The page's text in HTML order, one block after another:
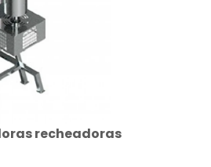
recheadoras